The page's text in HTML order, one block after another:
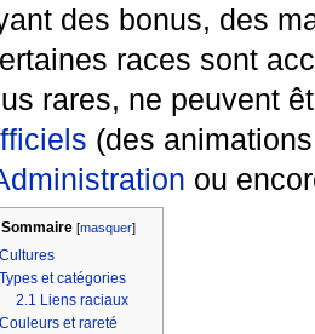
des bonus, des
races sont
rares, ne peuvent
(des
ou
Sommaire[masquer]
Cultures
Types et catégories
2.1 Liens raciaux
Couleurs et rareté